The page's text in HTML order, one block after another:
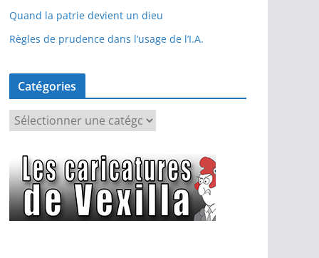
Quand la patrie devient un dieu
Règles de prudence dans l’usage de l’I.A.
Catégories
é
g
o
r